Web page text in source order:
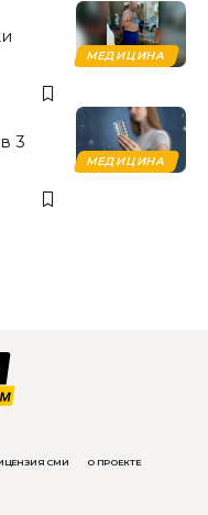
МЕДИЦИНА
МЕДИЦИНА
3
СМИ О ПРОЕКТЕ